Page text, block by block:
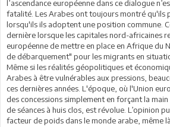
l’ascendance européenne dans ce dialogue
fatalité. Les Arabes ont toujours montré qu'ils
lorsqu'ils ils adoptent une position commune.
dernière lorsque les capitales nord-africaines
européenne de mettre en place en Afrique du
de débarquement" pour les migrants en
Même si les réalités géopolitiques et
Arabes à être vulnérables aux pressions,
ces dernières années. L'époque, où l'Union
des concessions simplement en forçant la
de séances à huis clos, est révolue. L’opinion
facteur de poids dans le monde arabe, même